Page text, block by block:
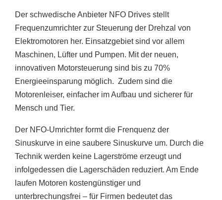
Der schwedische Anbieter NFO Drives stellt
Frequenzumrichter zur Steuerung der Drehzal von
Elektromotoren her. Einsatzgebiet sind vor allem
Maschinen, Lüfter und Pumpen. Mit der neuen,
innovativen Motorsteuerung sind bis zu 70%
Energieeinsparung möglich. Zudem sind die
Motorenleiser, einfacher im Aufbau und sicherer für
Mensch und Tier.
Der NFO-Umrichter formt die Frenquenz der
Sinuskurve in eine saubere Sinuskurve um. Durch die
Technik werden keine Lagerströme erzeugt und
infolgedessen die Lagerschäden reduziert. Am Ende
laufen Motoren kostengünstiger und
unterbrechungsfrei – für Firmen bedeutet das